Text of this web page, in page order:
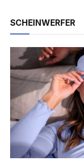
SCHEINWERFER